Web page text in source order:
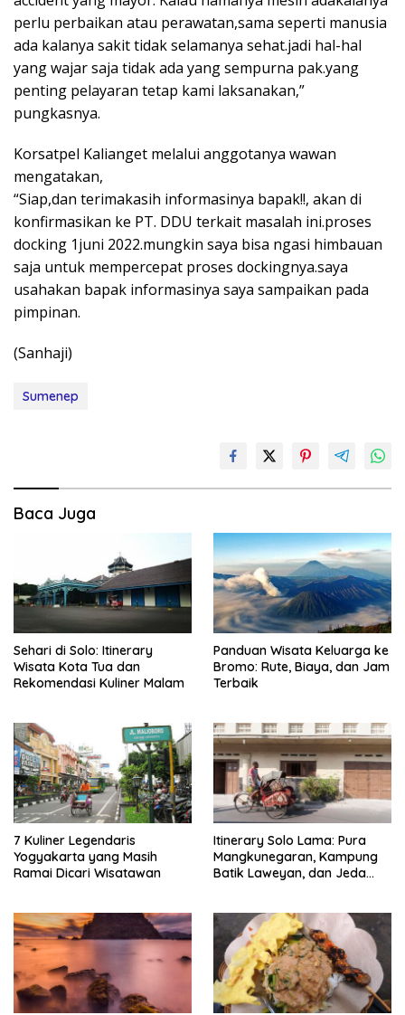
perlu perbaikan atau perawatan,sama seperti manusia
ada kalanya sakit tidak selamanya sehat.jadi hal-hal
yang wajar saja tidak ada yang sempurna pak.yang
penting pelayaran tetap kami laksanakan,”
pungkasnya.
Korsatpel Kalianget melalui anggotanya wawan
mengatakan,
“Siap,dan terimakasih informasinya bapak!!, akan di
konfirmasikan ke PT. DDU terkait masalah ini.proses
docking 1juni 2022.mungkin saya bisa ngasi himbauan
saja untuk mempercepat proses dockingnya.saya
usahakan bapak informasinya saya sampaikan pada
pimpinan.
(Sanhaji)
Sumenep
Baca Juga
Sehari di Solo: Itinerary
Wisata Kota Tua dan
Rekomendasi Kuliner Malam
Panduan Wisata Keluarga ke
Bromo: Rute, Biaya, dan Jam
Terbaik
7 Kuliner Legendaris
Yogyakarta yang Masih
Ramai Dicari Wisatawan
Itinerary Solo Lama: Pura
Mangkunegaran, Kampung
Batik Laweyan, dan Jeda